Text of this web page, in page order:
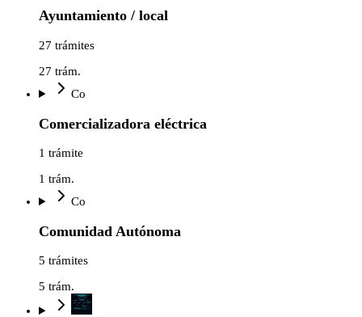
Ayuntamiento / local
27 trámites
27 trám.
Co
Comercializadora eléctrica
1 trámite
1 trám.
Co
Comunidad Autónoma
5 trámites
5 trám.